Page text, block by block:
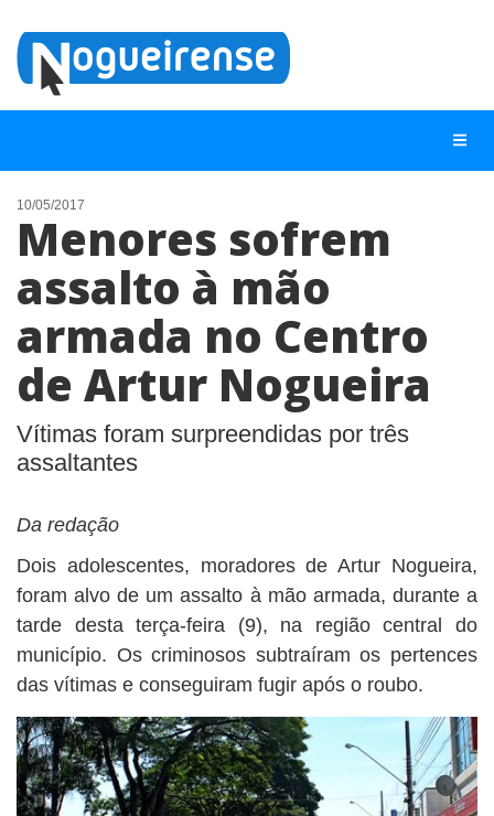
NOTÍCIAS
LISTA DIGITAL
TELEFONES ÚTEIS
CONTATO
ANUNCIE
10/05/2017
Menores sofrem
assalto à mão
armada no Centro
de Artur Nogueira
Vítimas foram surpreendidas por três
assaltantes
Da redação
Dois adolescentes, moradores de Artur Nogueira,
foram alvo de um assalto à mão armada, durante a
tarde desta terça-feira (9), na região central do
município. Os criminosos subtraíram os pertences
das vítimas e conseguiram fugir após o roubo.